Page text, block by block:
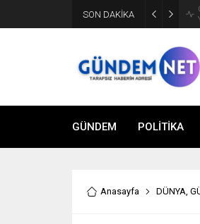
SON DAKİKA
GÜNDEM POLİTİKA
Anasayfa DÜNYA,